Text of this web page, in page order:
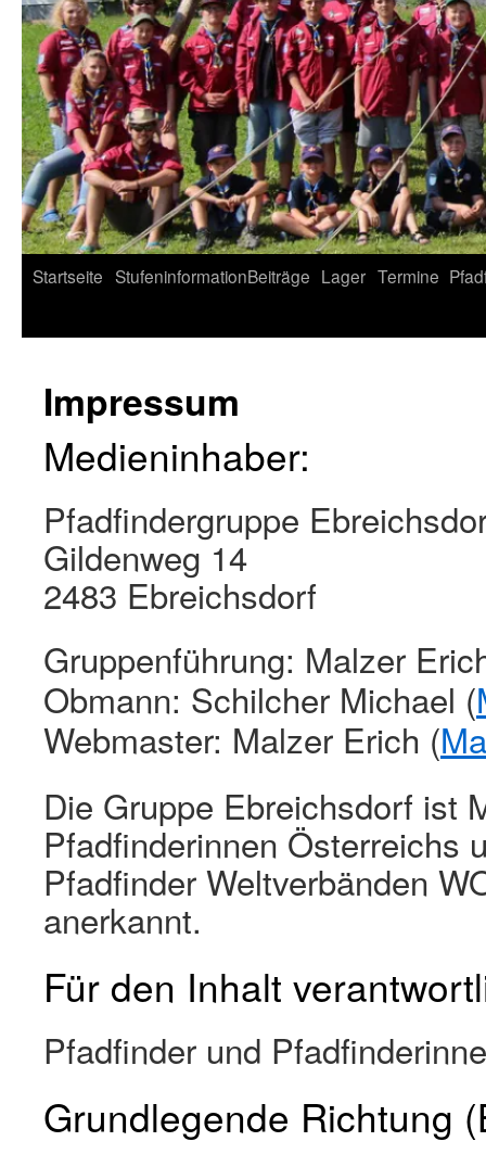
Startseite StufeninformationBeiträge Lager Termine
Impressum
Medieninhaber:
Pfadfindergruppe
Gildenweg 14
2483 Ebreichsdorf
Gruppenführung: Malzer
Obmann: Schilcher Michael (
Webmaster: Malzer Erich (
Die Gruppe Ebreichsdorf ist
Pfadfinderinnen Österreichs
Pfadfinder Weltverbänden
anerkannt.
Für den Inhalt
Pfadfinder und
Grundlegende Richtung